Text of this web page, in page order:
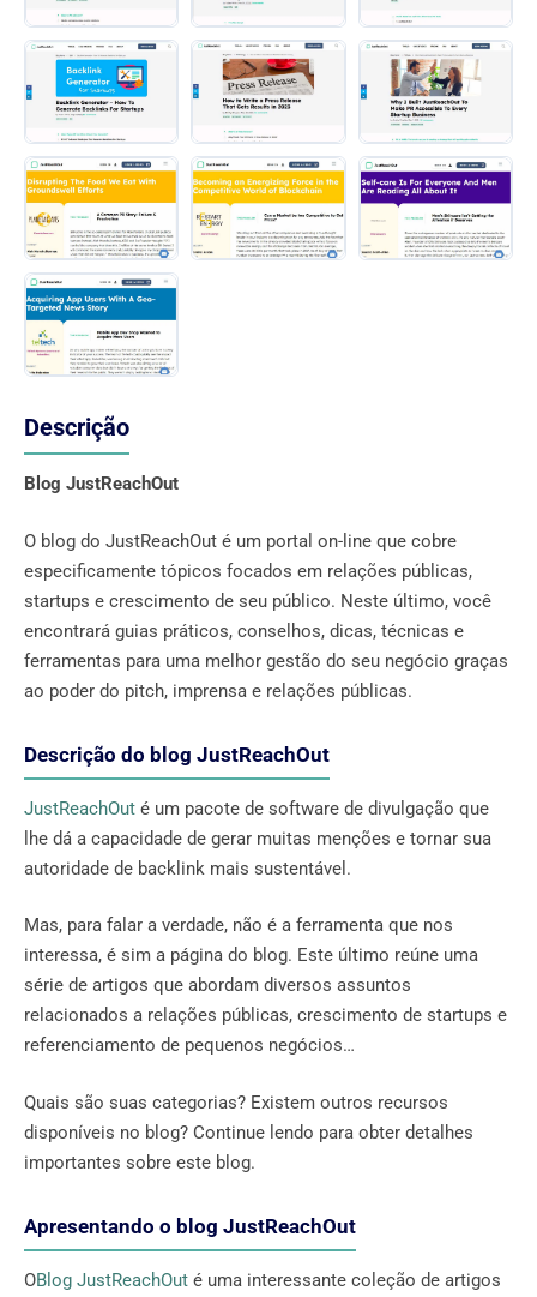
Descrição
Blog JustReachOut
O blog do JustReachOut é um portal on-line que cobre
especificamente tópicos focados em relações públicas,
startups e crescimento de seu público. Neste último, você
encontrará guias práticos, conselhos, dicas, técnicas e
ferramentas para uma melhor gestão do seu negócio graças
ao poder do pitch, imprensa e relações públicas.
Descrição do blog JustReachOut
JustReachOut é um pacote de software de divulgação que
lhe dá a capacidade de gerar muitas menções e tornar sua
autoridade de backlink mais sustentável.
Mas, para falar a verdade, não é a ferramenta que nos
interessa, é sim a página do blog. Este último reúne uma
série de artigos que abordam diversos assuntos
relacionados a relações públicas, crescimento de startups e
referenciamento de pequenos negócios…
Quais são suas categorias? Existem outros recursos
disponíveis no blog? Continue lendo para obter detalhes
importantes sobre este blog.
Apresentando o blog JustReachOut
OBlog JustReachOut é uma interessante coleção de artigos